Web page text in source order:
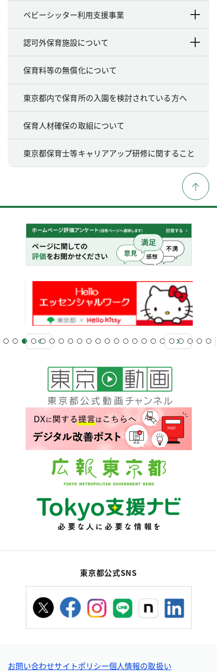
ベビーシッター利用支援事業
認可外保育施設について
保育料等の無償化について
東京都内で保育所の入園を検討されている方へ
保育人材確保の取組について
東京都保育士等キャリアアップ研修に関すること
東京都公式SNS
お問い合わせサイトポリシー個人情報の取扱い